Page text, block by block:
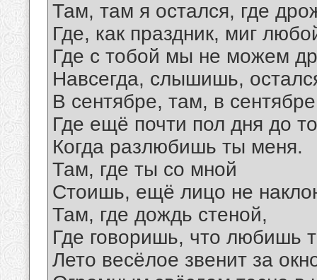
Там, там я остался, где
Где, как праздник, миг
Где с тобой мы не можем
Навсегда, слышишь,
В сентябре, там, в
Где ещё почти пол дня до
Когда разлюбишь ты меня.
Там, где ты со мной
Стоишь, ещё лицо не
Там, где дождь стеной,
Где говоришь, что любишь
Лето весёлое звенит за